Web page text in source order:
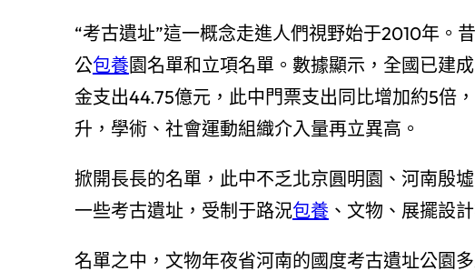
“考古遺址”這一概念走進人們視野始于2010年。
公包養園名單和立項名單。數據顯示，全國已建
金支出44.75億元，此中門票支出同比增加約5倍
升，學術、社會運動組織介入量再立異高。
掀開長長的名單，此中不乏北京圓明園、河南殷
一些考古遺址，受制于路況包養、文物、展擺設
名單之中，文物年夜省河南的國度考古遺址公園